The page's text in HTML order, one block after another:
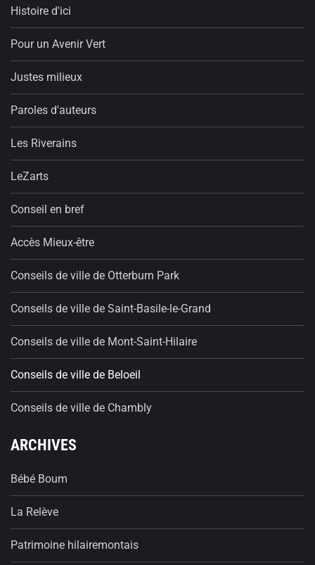
Histoire d'ici
Pour un Avenir Vert
Justes milieux
Paroles d'auteurs
Les Riverains
LeZarts
Conseil en bref
Accès Mieux-être
Conseils de ville de Otterburn Park
Conseils de ville de Saint-Basile-le-Grand
Conseils de ville de Mont-Saint-Hilaire
Conseils de ville de Beloeil
Conseils de ville de Chambly
ARCHIVES
Bébé Boum
La Relève
Patrimoine hilairemontais